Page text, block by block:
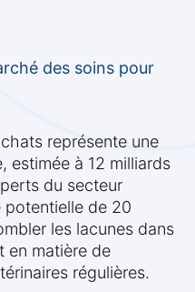
des soins pour
représente une
estimée à 12 milliards
du secteur
de 20
les lacunes dans
en matière de
régulières.